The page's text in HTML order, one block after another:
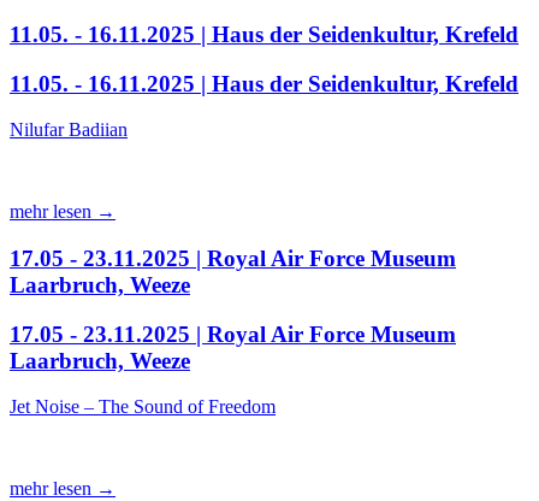
11.05. - 16.11.2025 | Haus der Seidenkultur, Krefeld
11.05. - 16.11.2025 | Haus der Seidenkultur, Krefeld
Nilufar Badiian
mehr lesen →
17.05 - 23.11.2025 | Royal Air Force Museum
Laarbruch, Weeze
17.05 - 23.11.2025 | Royal Air Force Museum
Laarbruch, Weeze
Jet Noise – The Sound of Freedom
mehr lesen →